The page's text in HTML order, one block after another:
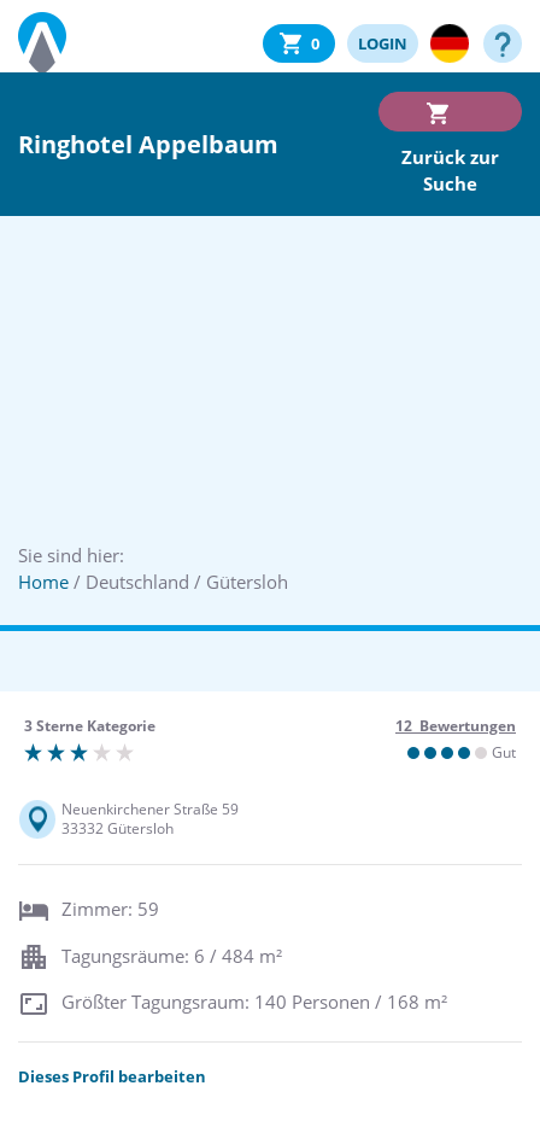
0 LOGIN
Ringhotel Appelbaum
Zurück zur
Suche
Sie sind hier:
Home / Deutschland / Gütersloh
3 Sterne Kategorie
12 Bewertungen
Gut
Neuenkirchener Straße 59
33332 Gütersloh
Zimmer: 59
Tagungsräume: 6 / 484 m²
Größter Tagungsraum: 140 Personen / 168 m²
Dieses Profil bearbeiten